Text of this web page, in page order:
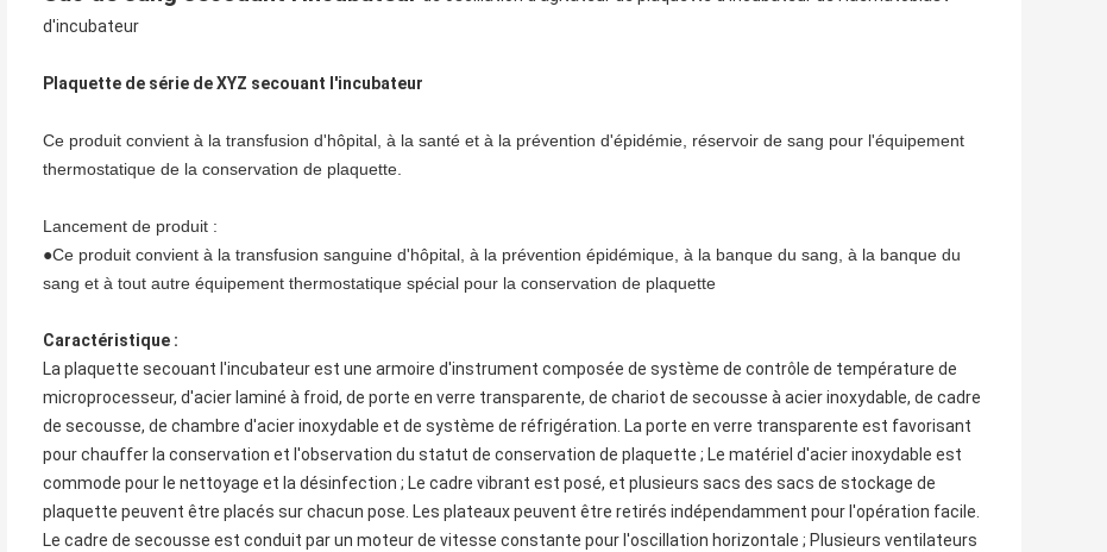
d'incubateur
Plaquette de série deXYZ secouant l'incubateur
Ce produit convient à la transfusion d'hôpital, à la santé et à la prévention d'épidémie, réservoir de sang pour l'équipement
thermostatique de la conservation de plaquette.
Lancement de produit :
●Ce produit convient à la transfusion sanguine d'hôpital, à la prévention épidémique, à la banque du sang, à la banque du
sang et à tout autre équipement thermostatique spécial pour la conservation de plaquette
Caractéristique :
La plaquette secouant l'incubateur est une armoire d'instrument composée de système de contrôle de température de
microprocesseur, d'acier laminé à froid, de porte en verre transparente, de chariot de secousse à acier inoxydable, de cadre
de secousse, de chambre d'acier inoxydable et de système de réfrigération. La porte en verre transparente est favorisant
pour chauffer la conservation et l'observation du statut de conservation de plaquette ; Le matériel d'acier inoxydable est
commode pour le nettoyage et la désinfection ; Le cadre vibrant est posé, et plusieurs sacs des sacs de stockage de
plaquette peuvent être placés sur chacun pose. Les plateaux peuvent être retirés indépendamment pour l'opération facile.
Le cadre de secousse est conduit par un moteur de vitesse constante pour l'oscillation horizontale ; Plusieurs ventilateurs